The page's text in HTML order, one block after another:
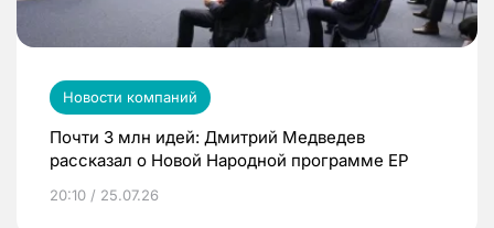
Новости компаний
Почти 3 млн идей: Дмитрий Медведев
рассказал о Новой Народной программе ЕР
20:10 / 25.07.26